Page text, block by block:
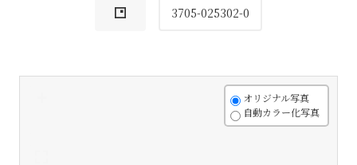
3705-025302-0
オリジナル写真
自動カラー化写真